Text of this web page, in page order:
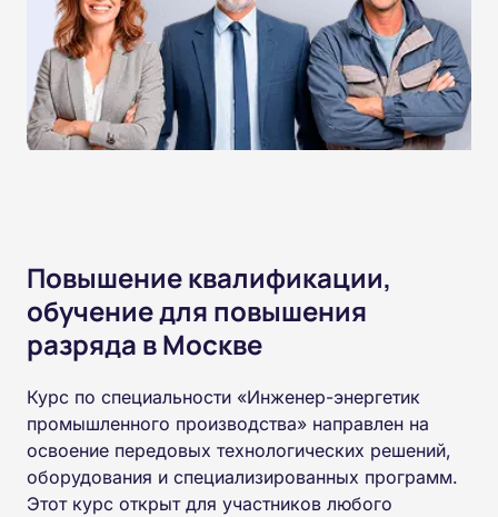
Повышение квалификации,
обучение для повышения
разряда в Москве
Курс по специальности «Инженер-энергетик
промышленного производства» направлен на
освоение передовых технологических решений,
оборудования и специализированных программ.
Этот курс открыт для участников любого